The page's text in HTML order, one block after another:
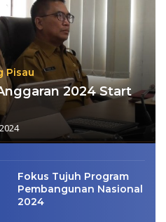
Pisau
2024 Start
Fokus Tujuh Program
Pembangunan Nasional
2024